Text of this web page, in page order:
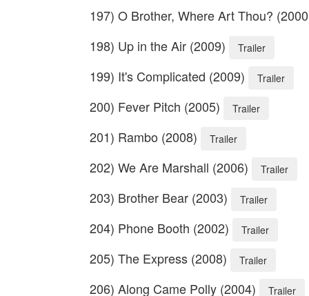
197) O Brother, Where Art Thou?
198) Up in the Air (2009)
Trailer
199) It's Complicated (2009) Trailer
200) Fever Pitch (2005) Trailer
201) Rambo (2008) Trailer
202) We Are Marshall (2006) Trailer
203) Brother Bear (2003) Trailer
204) Phone Booth (2002) Trailer
205) The Express (2008) Trailer
206) Along Came Polly (2004) Trailer